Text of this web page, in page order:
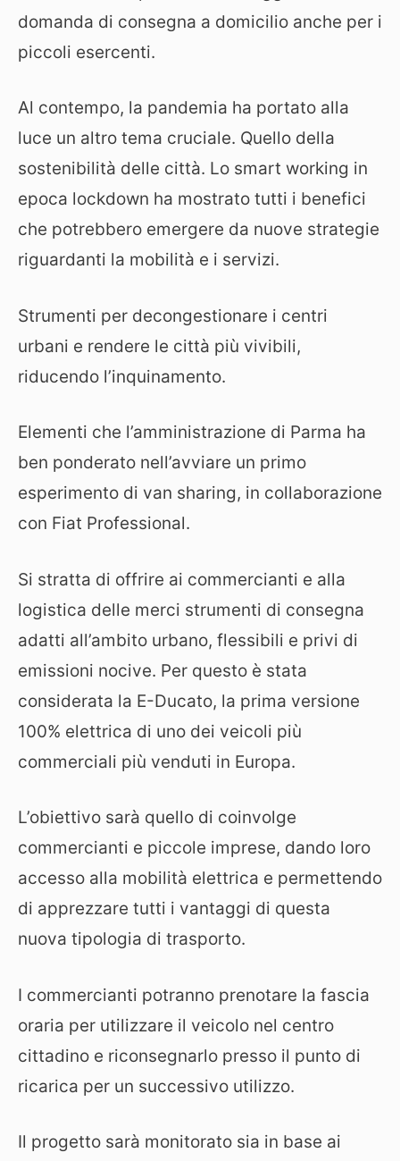
domanda di consegna a domicilio anche per i
piccoli esercenti.
Al contempo, la pandemia ha portato alla
luce un altro tema cruciale. Quello della
sostenibilità delle città. Lo smart working in
epoca lockdown ha mostrato tutti i benefici
che potrebbero emergere da nuove strategie
riguardanti la mobilità e i servizi.
Strumenti per decongestionare i centri
urbani e rendere le città più vivibili,
riducendo l’inquinamento.
Elementi che l’amministrazione di Parma ha
ben ponderato nell’avviare un primo
esperimento di van sharing, in collaborazione
con Fiat Professional.
Si stratta di offrire ai commercianti e alla
logistica delle merci strumenti di consegna
adatti all’ambito urbano, flessibili e privi di
emissioni nocive. Per questo è stata
considerata la E-Ducato, la prima versione
100% elettrica di uno dei veicoli più
commerciali più venduti in Europa.
L’obiettivo sarà quello di coinvolge
commercianti e piccole imprese, dando loro
accesso alla mobilità elettrica e permettendo
di apprezzare tutti i vantaggi di questa
nuova tipologia di trasporto.
I commercianti potranno prenotare la fascia
oraria per utilizzare il veicolo nel centro
cittadino e riconsegnarlo presso il punto di
ricarica per un successivo utilizzo.
Il progetto sarà monitorato sia in base ai